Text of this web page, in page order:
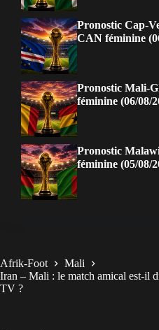
Pronostic Cap-
CAN féminine
Pronostic Mali-
féminine (06/08/
Pronostic
féminine (05/08/
Afrik-Foot
Mali
Iran – Mali : le match amical est-il
TV ?